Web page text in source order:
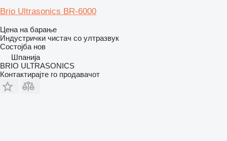
Brio Ultrasonics BR-6000
Цена на барање
Индустрички чистач со ултразвук
Состојба нов
Шпанија
BRIO ULTRASONICS
Контактирајте го продавачот